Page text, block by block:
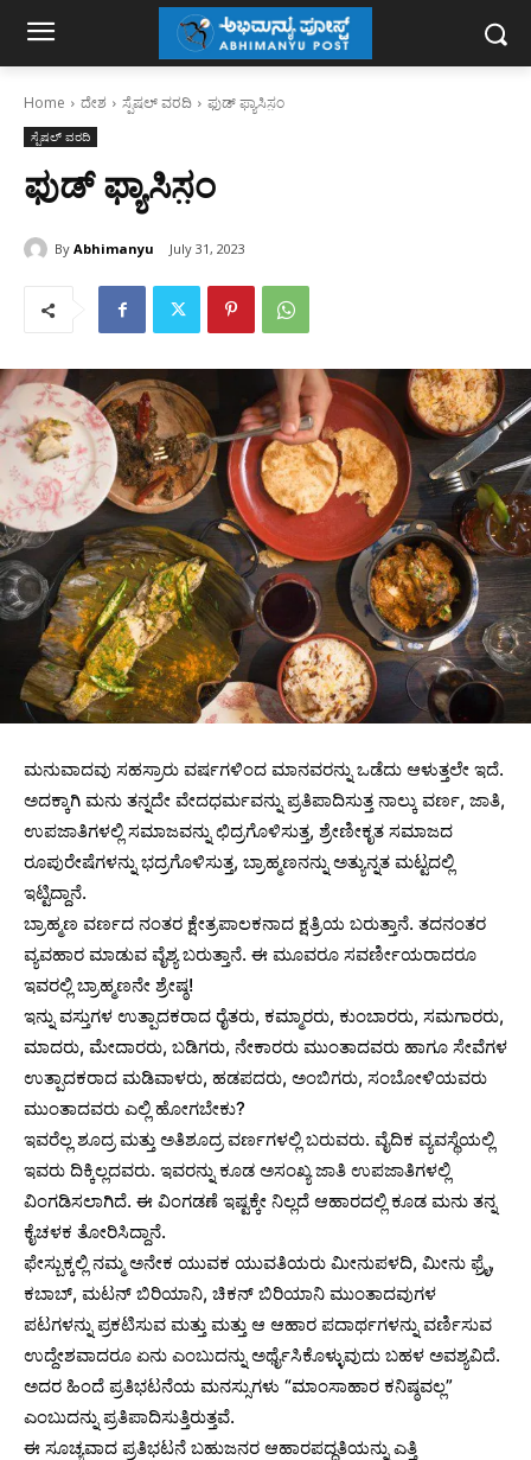
Home ದೇಶ ಸ್ಪೆಷಲ್ ವರದಿ ಫುಡ್ ಫ್ಯಾಸಿಸ಼ಂ
ಸ್ಪೆಷಲ್ ವರದಿ
ಫುಡ್ ಫ್ಯಾಸಿಸ಼ಂ
By Abhimanyu July 31, 2023
ಮನುವಾದವು ಸಹಸ್ರಾರು ವರ್ಷಗಳಿಂದ ಮಾನವರನ್ನು ಒಡೆದು ಆಳುತ್ತಲೇ ಇದೆ.
ಅದಕ್ಕಾಗಿ ಮನು ತನ್ನದೇ ವೇದಧರ್ಮವನ್ನು ಪ್ರತಿಪಾದಿಸುತ್ತ ನಾಲ್ಕು ವರ್ಣ, ಜಾತಿ,
ಉಪಜಾತಿಗಳಲ್ಲಿ ಸಮಾಜವನ್ನು ಛಿದ್ರಗೊಳಿಸುತ್ತ, ಶ್ರೇಣೀಕೃತ ಸಮಾಜದ
ರೂಪುರೇಷೆಗಳನ್ನು ಭದ್ರಗೊಳಿಸುತ್ತ, ಬ್ರಾಹ್ಮಣನನ್ನು ಅತ್ಯುನ್ನತ ಮಟ್ಟದಲ್ಲಿ
ಇಟ್ಟಿದ್ದಾನೆ.
ಬ್ರಾಹ್ಮಣ ವರ್ಣದ ನಂತರ ಕ್ಷೇತ್ರಪಾಲಕನಾದ ಕ್ಷತ್ರಿಯ ಬರುತ್ತಾನೆ. ತದನಂತರ
ವ್ಯವಹಾರ ಮಾಡುವ ವೈಶ್ಯ ಬರುತ್ತಾನೆ. ಈ ಮೂವರೂ ಸವರ್ಣೀಯರಾದರೂ
ಇವರಲ್ಲಿ ಬ್ರಾಹ್ಮಣನೇ ಶ್ರೇಷ್ಠ!
ಇನ್ನು ವಸ್ತುಗಳ ಉತ್ಪಾದಕರಾದ ರೈತರು, ಕಮ್ಮಾರರು, ಕುಂಬಾರರು, ಸಮಗಾರರು,
ಮಾದರು, ಮೇದಾರರು, ಬಡಿಗರು, ನೇಕಾರರು ಮುಂತಾದವರು ಹಾಗೂ ಸೇವೆಗಳ
ಉತ್ಪಾದಕರಾದ ಮಡಿವಾಳರು, ಹಡಪದರು, ಅಂಬಿಗರು, ಸಂಬೋಳಿಯವರು
ಮುಂತಾದವರು ಎಲ್ಲಿ ಹೋಗಬೇಕು?
ಇವರೆಲ್ಲ ಶೂದ್ರ ಮತ್ತು ಅತಿಶೂದ್ರ ವರ್ಣಗಳಲ್ಲಿ ಬರುವರು. ವೈದಿಕ ವ್ಯವಸ್ಥೆಯಲ್ಲಿ
ಇವರು ದಿಕ್ಕಿಲ್ಲದವರು. ಇವರನ್ನು ಕೂಡ ಅಸಂಖ್ಯ ಜಾತಿ ಉಪಜಾತಿಗಳಲ್ಲಿ
ವಿಂಗಡಿಸಲಾಗಿದೆ. ಈ ವಿಂಗಡಣೆ ಇಷ್ಟಕ್ಕೇ ನಿಲ್ಲದೆ ಆಹಾರದಲ್ಲಿ ಕೂಡ ಮನು ತನ್ನ
ಕೈಚಳಕ ತೋರಿಸಿದ್ದಾನೆ.
ಫೇಸ್ಬುಕ್ಕಲ್ಲಿ ನಮ್ಮ ಅನೇಕ ಯುವಕ ಯುವತಿಯರು ಮೀನುಪಳದಿ, ಮೀನು ಫ್ರೈ,
ಕಬಾಬ್, ಮಟನ್ ಬಿರಿಯಾನಿ, ಚಿಕನ್ ಬಿರಿಯಾನಿ ಮುಂತಾದವುಗಳ
ಪಟಗಳನ್ನು ಪ್ರಕಟಿಸುವ ಮತ್ತು ಮತ್ತು ಆ ಆಹಾರ ಪದಾರ್ಥಗಳನ್ನು ವರ್ಣಿಸುವ
ಉದ್ದೇಶವಾದರೂ ಏನು ಎಂಬುದನ್ನು ಅರ್ಥೈಸಿಕೊಳ್ಳುವುದು ಬಹಳ ಅವಶ್ಯವಿದೆ.
ಅದರ ಹಿಂದೆ ಪ್ರತಿಭಟನೆಯ ಮನಸ್ಸುಗಳು “ಮಾಂಸಾಹಾರ ಕನಿಷ್ಠವಲ್ಲ”
ಎಂಬುದನ್ನು ಪ್ರತಿಪಾದಿಸುತ್ತಿರುತ್ತವೆ.
ಈ ಸೂಚ್ಯವಾದ ಪ್ರತಿಭಟನೆ ಬಹುಜನರ ಆಹಾರಪದ್ಧತಿಯನ್ನು ಎತ್ತಿ